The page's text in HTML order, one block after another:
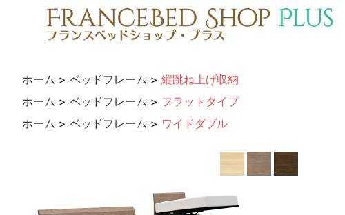
ホーム > ベッドフレーム > 縦跳ね上げ収納
ホーム > ベッドフレーム > フラットタイプ
ホーム > ベッドフレーム > ワイドダブル